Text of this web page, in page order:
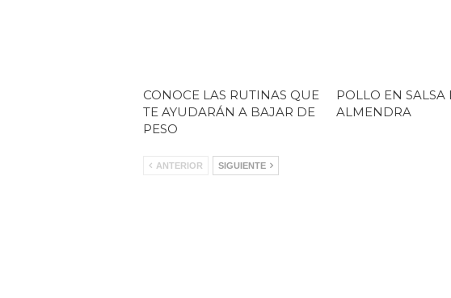
CONOCE LAS RUTINAS QUE
TE AYUDARÁN A BAJAR DE
PESO
POLLO EN SALSA
ALMENDRA
ANTERIOR SIGUIENTE